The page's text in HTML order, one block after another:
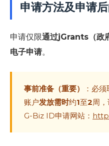
申请方法及申请
申请仅限通过jGrants（政
电子申请。
事前准备（重要）
：必
账户发放需时约1至2周
G-Biz ID申请网站：